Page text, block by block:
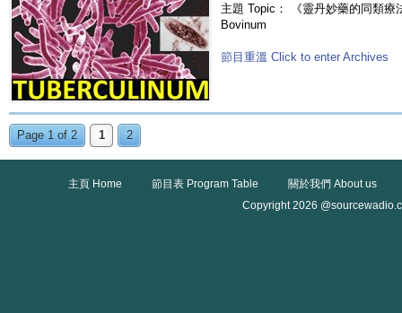
主題 Topic： 《靈丹妙藥的同類
Bovinum
節目重溫 Click to enter Archives
Page 1 of 2 1 2
主頁 Home 節目表 Program Table
關於我們 About us
Copyright 2026